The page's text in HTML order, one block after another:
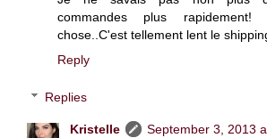
commandes plus
chose..C'est tellement lent le
Reply
Replies
Kristelle
September 3, 2013